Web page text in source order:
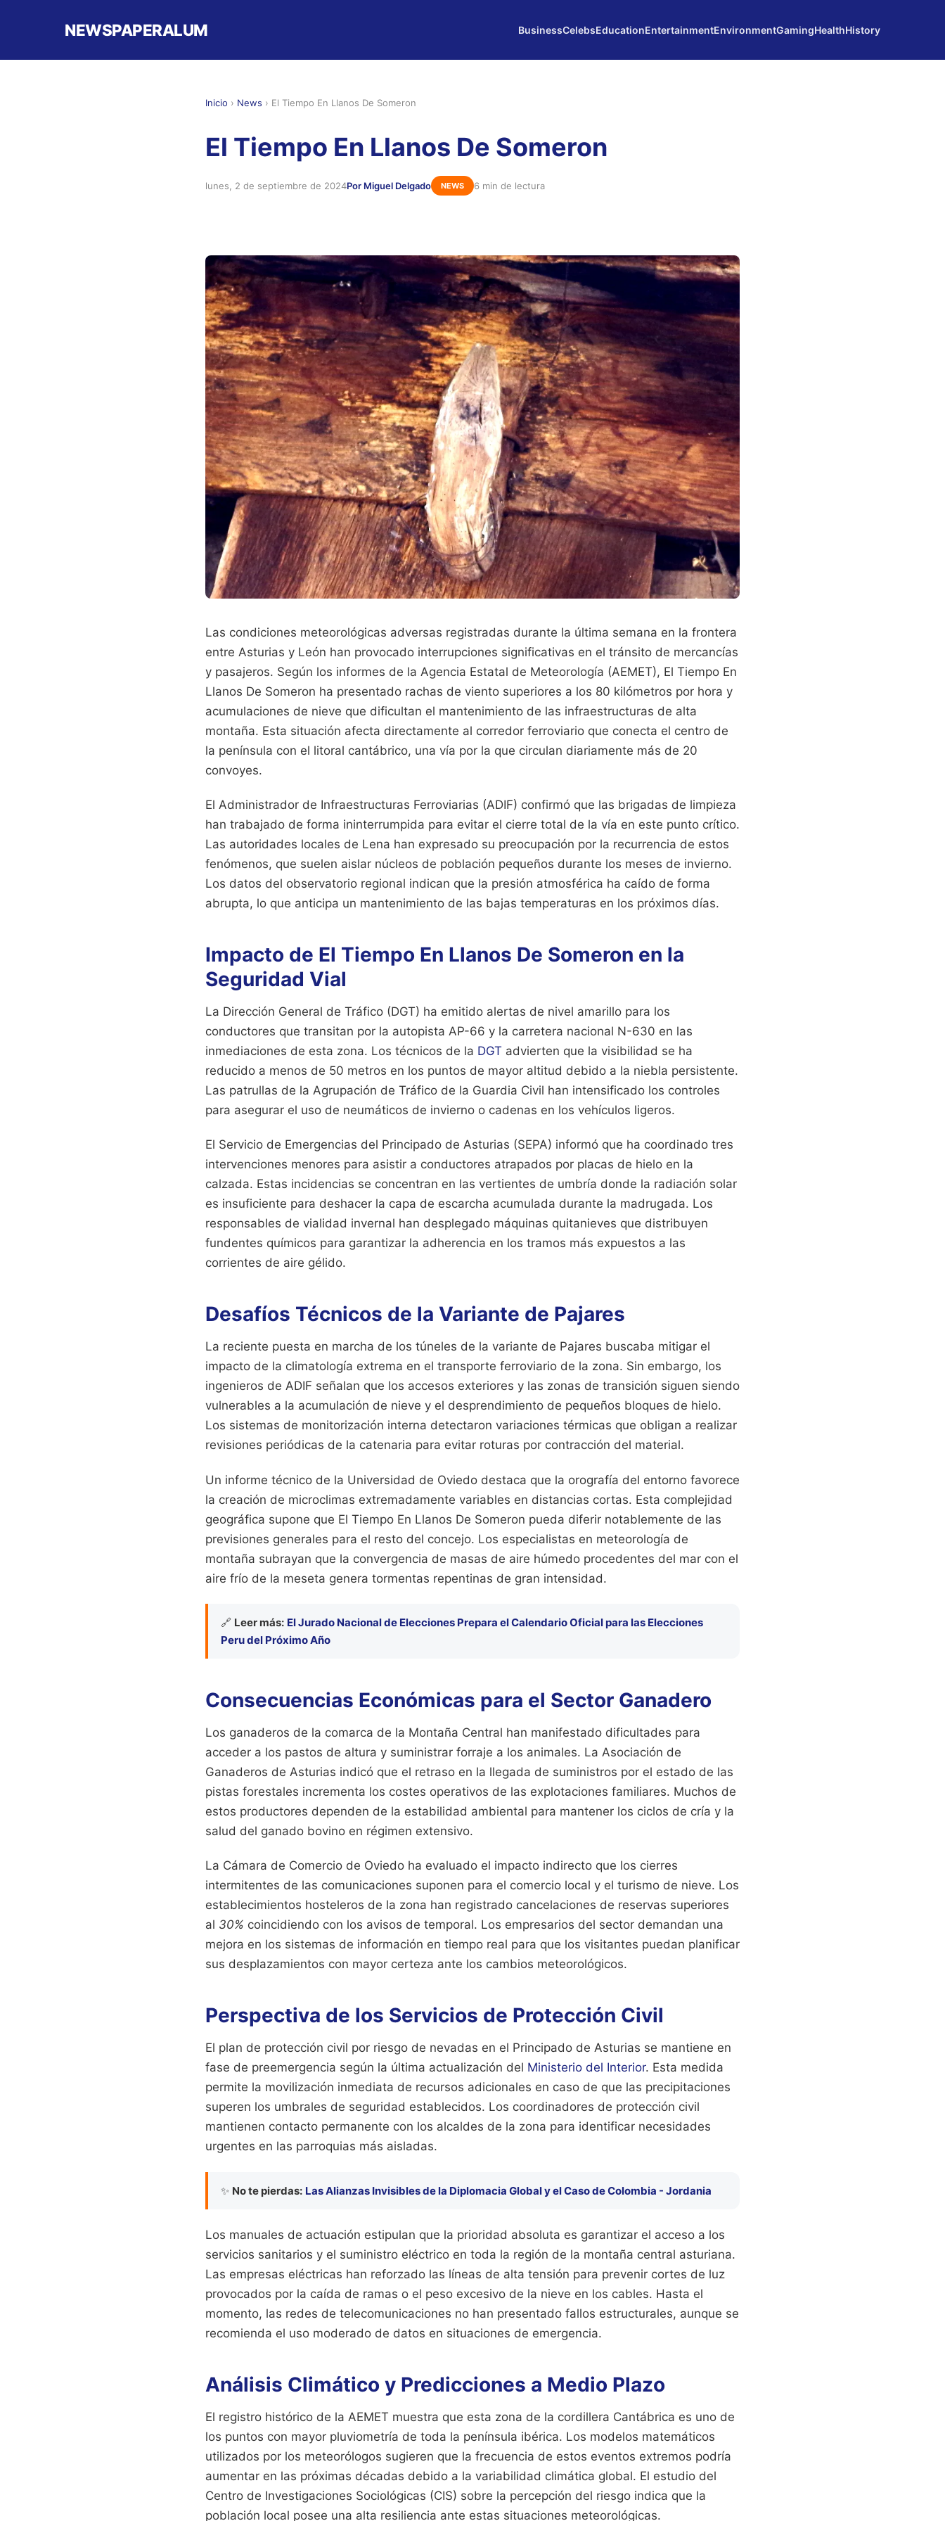
NEWSPAPERALUM BusinessCelebsEducationEntertainmentEnvironmentGamingHealthHistory
Inicio › News › El Tiempo En Llanos De Someron
El Tiempo En Llanos De Someron
lunes, 2 de septiembre de 2024Por Miguel Delgado NEWS 6 min de lectura
Las condiciones meteorológicas adversas registradas durante la última semana en la frontera
entre Asturias y León han provocado interrupciones significativas en el tránsito de mercancías
y pasajeros. Según los informes de la Agencia Estatal de Meteorología (AEMET), El Tiempo En
Llanos De Someron ha presentado rachas de viento superiores a los 80 kilómetros por hora y
acumulaciones de nieve que dificultan el mantenimiento de las infraestructuras de alta
montaña. Esta situación afecta directamente al corredor ferroviario que conecta el centro de
la península con el litoral cantábrico, una vía por la que circulan diariamente más de 20
convoyes.
El Administrador de Infraestructuras Ferroviarias (ADIF) confirmó que las brigadas de limpieza
han trabajado de forma ininterrumpida para evitar el cierre total de la vía en este punto crítico.
Las autoridades locales de Lena han expresado su preocupación por la recurrencia de estos
fenómenos, que suelen aislar núcleos de población pequeños durante los meses de invierno.
Los datos del observatorio regional indican que la presión atmosférica ha caído de forma
abrupta, lo que anticipa un mantenimiento de las bajas temperaturas en los próximos días.
Impacto de El Tiempo En Llanos De Someron en la
Seguridad Vial
La Dirección General de Tráfico (DGT) ha emitido alertas de nivel amarillo para los
conductores que transitan por la autopista AP-66 y la carretera nacional N-630 en las
inmediaciones de esta zona. Los técnicos de la DGT advierten que la visibilidad se ha
reducido a menos de 50 metros en los puntos de mayor altitud debido a la niebla persistente.
Las patrullas de la Agrupación de Tráfico de la Guardia Civil han intensificado los controles
para asegurar el uso de neumáticos de invierno o cadenas en los vehículos ligeros.
El Servicio de Emergencias del Principado de Asturias (SEPA) informó que ha coordinado tres
intervenciones menores para asistir a conductores atrapados por placas de hielo en la
calzada. Estas incidencias se concentran en las vertientes de umbría donde la radiación solar
es insuficiente para deshacer la capa de escarcha acumulada durante la madrugada. Los
responsables de vialidad invernal han desplegado máquinas quitanieves que distribuyen
fundentes químicos para garantizar la adherencia en los tramos más expuestos a las
corrientes de aire gélido.
Desafíos Técnicos de la Variante de Pajares
La reciente puesta en marcha de los túneles de la variante de Pajares buscaba mitigar el
impacto de la climatología extrema en el transporte ferroviario de la zona. Sin embargo, los
ingenieros de ADIF señalan que los accesos exteriores y las zonas de transición siguen siendo
vulnerables a la acumulación de nieve y el desprendimiento de pequeños bloques de hielo.
Los sistemas de monitorización interna detectaron variaciones térmicas que obligan a realizar
revisiones periódicas de la catenaria para evitar roturas por contracción del material.
Un informe técnico de la Universidad de Oviedo destaca que la orografía del entorno favorece
la creación de microclimas extremadamente variables en distancias cortas. Esta complejidad
geográfica supone que El Tiempo En Llanos De Someron pueda diferir notablemente de las
previsiones generales para el resto del concejo. Los especialistas en meteorología de
montaña subrayan que la convergencia de masas de aire húmedo procedentes del mar con el
aire frío de la meseta genera tormentas repentinas de gran intensidad.
🔗 Leer más: El Jurado Nacional de Elecciones Prepara el Calendario Oficial para las Elecciones
Peru del Próximo Año
Consecuencias Económicas para el Sector Ganadero
Los ganaderos de la comarca de la Montaña Central han manifestado dificultades para
acceder a los pastos de altura y suministrar forraje a los animales. La Asociación de
Ganaderos de Asturias indicó que el retraso en la llegada de suministros por el estado de las
pistas forestales incrementa los costes operativos de las explotaciones familiares. Muchos de
estos productores dependen de la estabilidad ambiental para mantener los ciclos de cría y la
salud del ganado bovino en régimen extensivo.
La Cámara de Comercio de Oviedo ha evaluado el impacto indirecto que los cierres
intermitentes de las comunicaciones suponen para el comercio local y el turismo de nieve. Los
establecimientos hosteleros de la zona han registrado cancelaciones de reservas superiores
al 30% coincidiendo con los avisos de temporal. Los empresarios del sector demandan una
mejora en los sistemas de información en tiempo real para que los visitantes puedan planificar
sus desplazamientos con mayor certeza ante los cambios meteorológicos.
Perspectiva de los Servicios de Protección Civil
El plan de protección civil por riesgo de nevadas en el Principado de Asturias se mantiene en
fase de preemergencia según la última actualización del Ministerio del Interior. Esta medida
permite la movilización inmediata de recursos adicionales en caso de que las precipitaciones
superen los umbrales de seguridad establecidos. Los coordinadores de protección civil
mantienen contacto permanente con los alcaldes de la zona para identificar necesidades
urgentes en las parroquias más aisladas.
✨ No te pierdas: Las Alianzas Invisibles de la Diplomacia Global y el Caso de Colombia - Jordania
Los manuales de actuación estipulan que la prioridad absoluta es garantizar el acceso a los
servicios sanitarios y el suministro eléctrico en toda la región de la montaña central asturiana.
Las empresas eléctricas han reforzado las líneas de alta tensión para prevenir cortes de luz
provocados por la caída de ramas o el peso excesivo de la nieve en los cables. Hasta el
momento, las redes de telecomunicaciones no han presentado fallos estructurales, aunque se
recomienda el uso moderado de datos en situaciones de emergencia.
Análisis Climático y Predicciones a Medio Plazo
El registro histórico de la AEMET muestra que esta zona de la cordillera Cantábrica es uno de
los puntos con mayor pluviometría de toda la península ibérica. Los modelos matemáticos
utilizados por los meteorólogos sugieren que la frecuencia de estos eventos extremos podría
aumentar en las próximas décadas debido a la variabilidad climática global. El estudio del
Centro de Investigaciones Sociológicas (CIS) sobre la percepción del riesgo indica que la
población local posee una alta resiliencia ante estas situaciones meteorológicas.